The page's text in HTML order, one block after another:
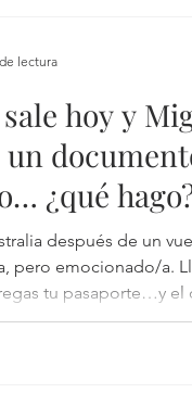
hoy y
¿qué
después de un
pero emocionado/a.
tu pasaporte…y el
have this document
segundo, todo se
lectura